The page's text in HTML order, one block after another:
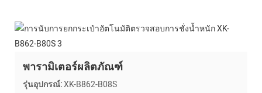
พารามิเตอร์ผลิตภัณฑ์
รุ่นอุปกรณ์:XK-B862-B08S